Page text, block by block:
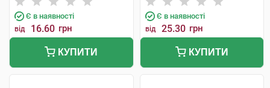
Є в наявності
від 16.60 грн
КУПИТИ
Є в наявності
від 25.30 грн
КУПИТИ